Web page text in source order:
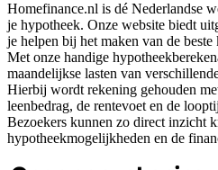
Homefinance.nl is dé Nederlandse
je hypotheek. Onze website biedt
je helpen bij het maken van de
Met onze handige
maandelijkse lasten van
Hierbij wordt rekening gehouden
leenbedrag, de rentevoet en de
Bezoekers kunnen zo direct inzicht
hypotheekmogelijkheden en de